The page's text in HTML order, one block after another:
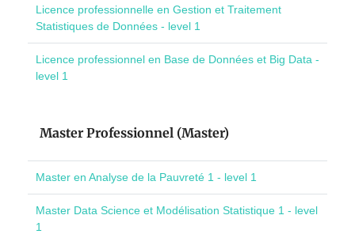
Licence professionnelle en Gestion et Traitement
Statistiques de Données - level 1
Licence professionnel en Base de Données et Big Data -
level 1
Master Professionnel (Master)
Master en Analyse de la Pauvreté 1 - level 1
Master Data Science et Modélisation Statistique 1 - level
1